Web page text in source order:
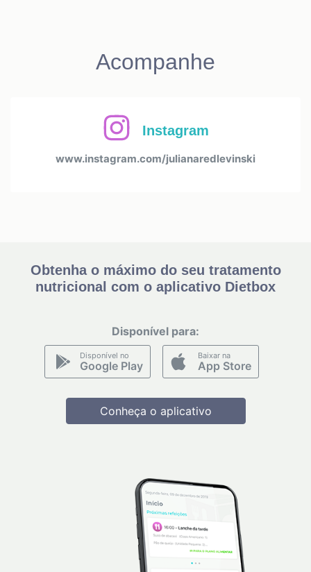
Acompanhe
Instagram
www.instagram.com/julianaredlevinski
Obtenha o máximo do seu tratamento
nutricional com o aplicativo Dietbox
Disponível para:
Disponível no
Google Play
Baixar na
App Store
Conheça o aplicativo